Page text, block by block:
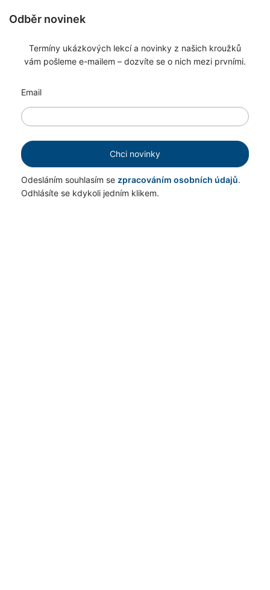
Odběr novinek
Termíny ukázkových lekcí a novinky z našich kroužků
vám pošleme e-mailem – dozvíte se o nich mezi prvními.
Email
Chci novinky
Odesláním souhlasím se zpracováním osobních údajů.
Odhlásíte se kdykoli jedním klikem.